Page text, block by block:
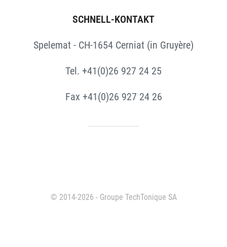
SCHNELL-KONTAKT
Spelemat - CH-1654 Cerniat (in Gruyère)
Tel. +41(0)26 927 24 25
Fax +41(0)26 927 24 26
© 2014-2026 - Groupe TechTonique SA